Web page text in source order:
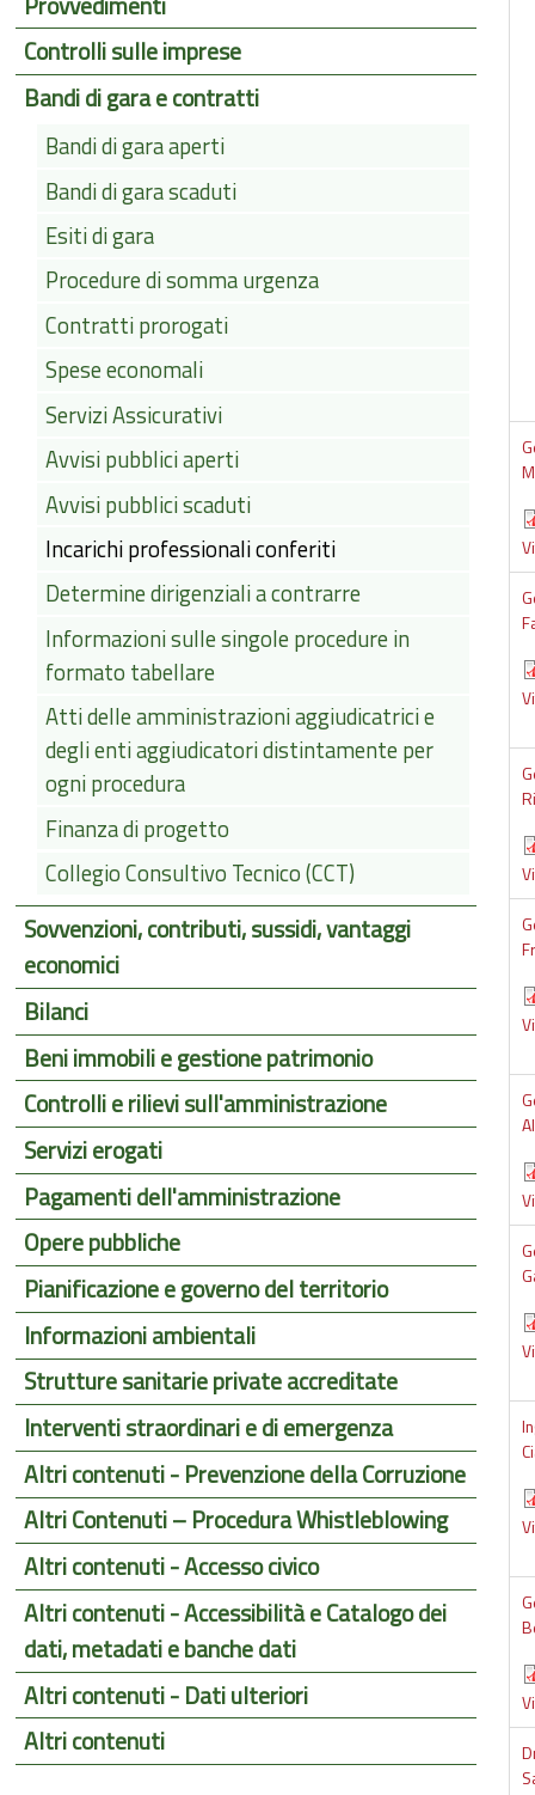
Controlli sulle imprese
Bandi di gara e contratti
Bandi di gara aperti
Bandi di gara scaduti
Esiti di gara
Procedure di somma urgenza
Contratti prorogati
Spese economali
Servizi Assicurativi
Avvisi pubblici aperti
Avvisi pubblici scaduti
Incarichi professionali conferiti
Determine dirigenziali a contrarre
Informazioni sulle singole procedure in
formato tabellare
Atti delle amministrazioni aggiudicatrici e
degli enti aggiudicatori distintamente per
ogni procedura
Finanza di progetto
Collegio Consultivo Tecnico (CCT)
Sovvenzioni, contributi, sussidi, vantaggi
economici
Bilanci
Beni immobili e gestione patrimonio
Controlli e rilievi sull'amministrazione
Servizi erogati
Pagamenti dell'amministrazione
Opere pubbliche
Pianificazione e governo del territorio
Informazioni ambientali
Strutture sanitarie private accreditate
Interventi straordinari e di emergenza
Altri contenuti - Prevenzione della Corruzione
Altri Contenuti – Procedura Whistleblowing
Altri contenuti - Accesso civico
Altri contenuti - Accessibilità e Catalogo dei
dati, metadati e banche dati
Altri contenuti - Dati ulteriori
Altri contenuti